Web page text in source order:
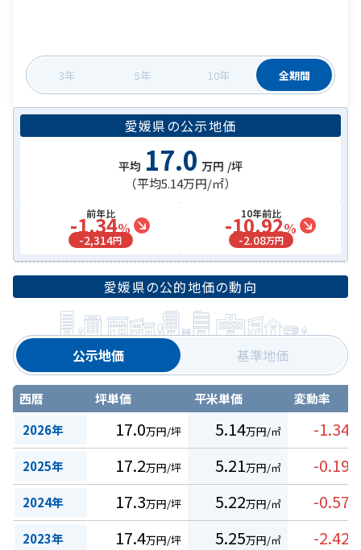
3年 5年 10年 全期間
愛媛県の公示地価
平均 17.0 万円 /坪
（平均5.14万円/㎡）
前年比
-1.34%
-2,314円
10年前比
-10.92%
-2.08万円
愛媛県の公的地価の動向
公示地価 基準地価
西暦 坪単価 平米単価
変動率
2026年
17.0万円/坪 5.14万円/㎡ -1.34
2025年 17.2万円/坪 5.21万円/㎡ -0.19
2024年 17.3万円/坪 5.22万円/㎡ -0.57
2023年 17.4万円/坪 5.25万円/㎡ -2.42